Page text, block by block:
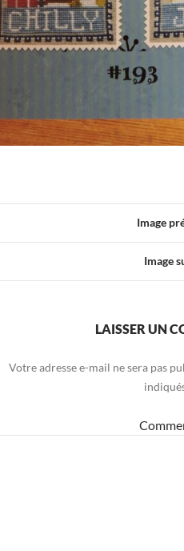
Image
Image
LAISSER UN
Votre adresse e-mail ne sera pas